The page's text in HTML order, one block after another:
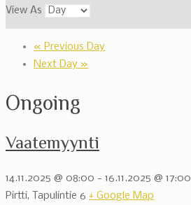
View As
« Previous Day
Next Day »
Ongoing
Vaatemyynti
14.11.2025 @ 08:00 - 16.11.2025 @ 17:00
Pirtti,
Tapulintie 6 + Google Map